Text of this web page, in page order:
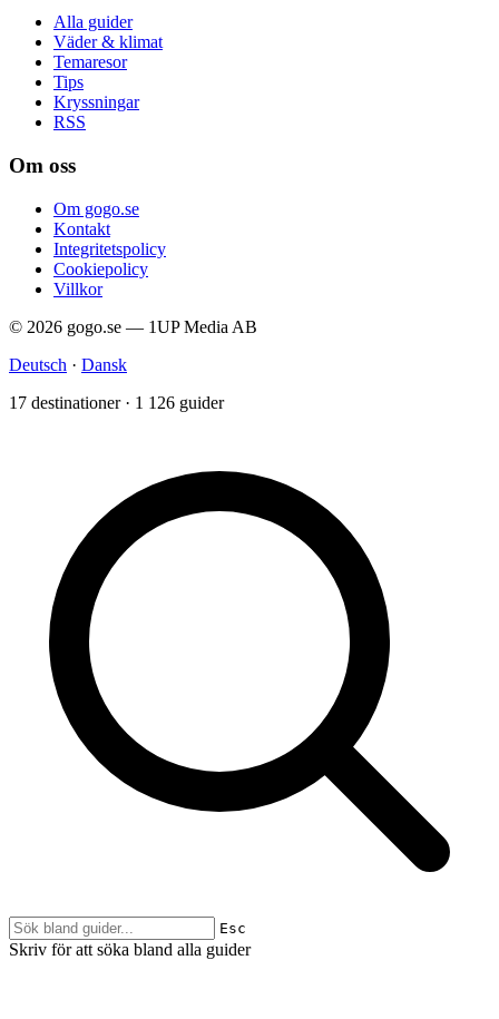
Alla guider
Väder & klimat
Temaresor
Tips
Kryssningar
RSS
Om oss
Om gogo.se
Kontakt
Integritetspolicy
Cookiepolicy
Villkor
© 2026 gogo.se — 1UP Media AB
Deutsch · Dansk
17 destinationer · 1 126 guider
Esc
Skriv för att söka bland alla guider